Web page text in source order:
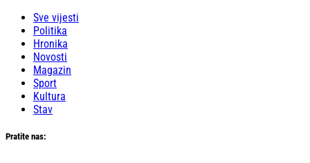
Sve vijesti
Politika
Hronika
Novosti
Magazin
Sport
Kultura
Stav
Pratite nas: